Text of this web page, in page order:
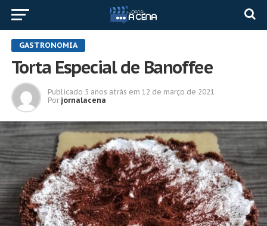
GASTRONOMIA
Torta Especial de Banoffee
Publicado 5 anos atrás em 12 de março de 2021
Por jornalacena